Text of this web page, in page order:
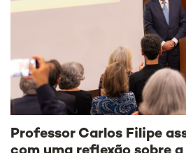
Professor Carlos Filipe